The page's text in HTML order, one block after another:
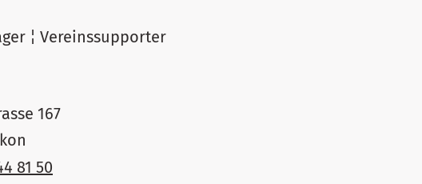
¦ Vereinssupporter
167
81 50